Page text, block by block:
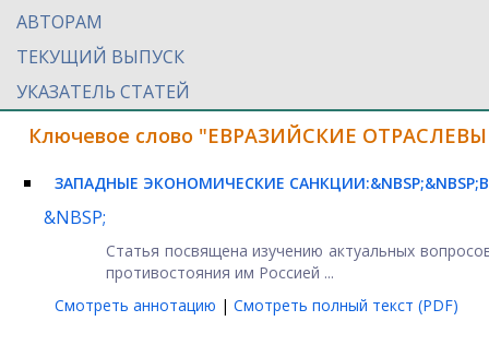
АВТОРАМ
ТЕКУЩИЙ ВЫПУСК
УКАЗАТЕЛЬ СТАТЕЙ
Ключевое слово "ЕВРАЗИЙСКИЕ
ЗАПАДНЫЕ ЭКОНОМИЧЕСКИЕ
&NBSP;
Статья посвящена изучению актуальных
противостояния им Россией ...
Смотреть аннотацию | Смотреть полный текст (PDF)